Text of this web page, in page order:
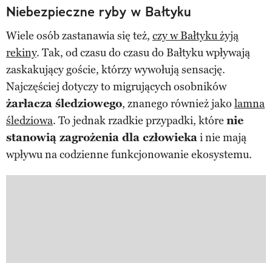
Niebezpieczne ryby w Bałtyku
Wiele osób zastanawia się też, czy w Bałtyku żyją
rekiny. Tak, od czasu do czasu do Bałtyku wpływają
zaskakujący goście, którzy wywołują sensację.
Najczęściej dotyczy to migrujących osobników
żarłacza śledziowego, znanego również jako lamna
śledziowa. To jednak rzadkie przypadki, które nie
stanowią zagrożenia dla człowiekai nie mają
wpływu na codzienne funkcjonowanie ekosystemu.